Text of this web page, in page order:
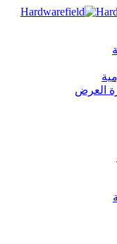
العرض